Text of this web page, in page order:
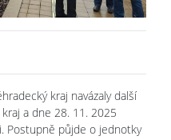
kraj navázaly další
a dne 28. 11. 2025
Postupně půjde o jednotky